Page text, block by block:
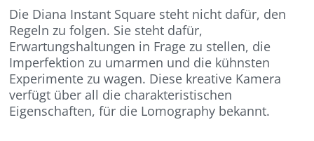
Die Diana Instant Square steht nicht dafür, den
Regeln zu folgen. Sie steht dafür,
Erwartungshaltungen in Frage zu stellen, die
Imperfektion zu umarmen und die kühnsten
Experimente zu wagen. Diese kreative Kamera
verfügt über all die charakteristischen
Eigenschaften, für die Lomography bekannt.